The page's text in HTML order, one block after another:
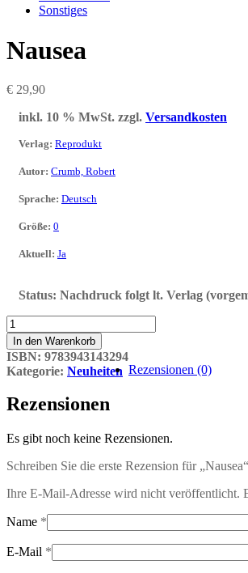
Sonstiges
Nausea
€ 29,90
inkl. 10 % MwSt. zzgl. Versandkosten
Verlag: Reprodukt
Autor: Crumb, Robert
Sprache: Deutsch
Größe: 0
Aktuell: Ja
Status: Nachdruck folgt lt. Verlag
Nausea
Menge
In den Warenkorb
ISBN: 9783943143294
Kategorie: Neuheiten Rezensionen (0)
Rezensionen
Es gibt noch keine Rezensionen.
Schreiben Sie die erste Rezension für „Nausea“
Ihre E-Mail-Adresse wird nicht veröffentlicht.
Name *
E-Mail *